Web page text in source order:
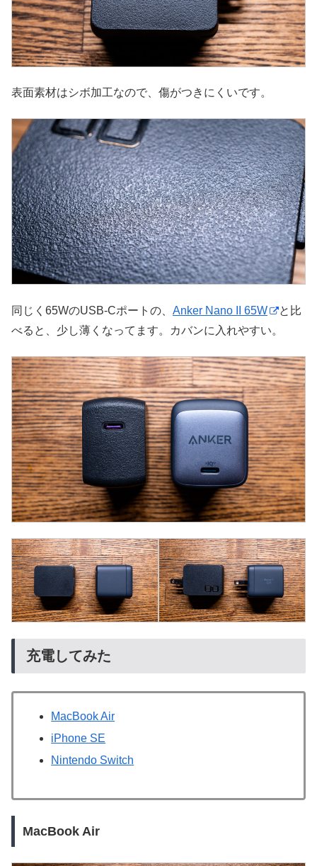
表面素材はシボ加工なので、傷がつきにくいです。
同じく65WのUSB-Cポートの、 Anker Nano II 65W
と比
べると、少し薄くなってます。カバンに入れやすい。
充電してみた
MacBook Air
iPhone SE
Nintendo Switch
MacBook Air